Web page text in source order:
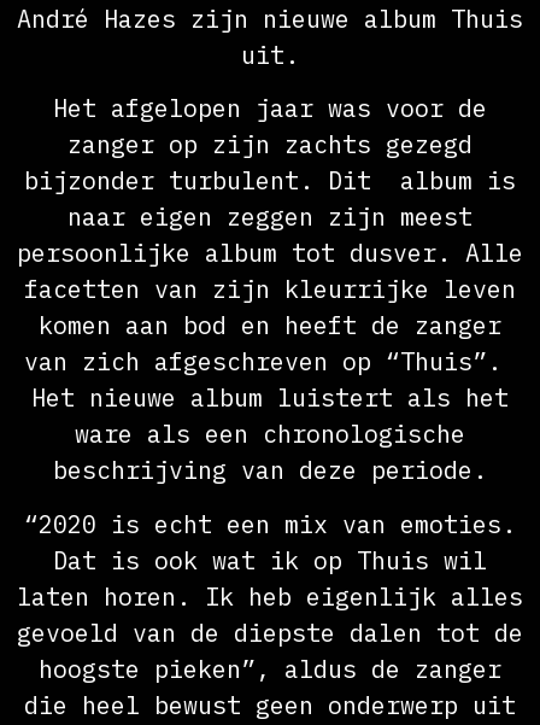
André Hazes zijn nieuwe album Thuis
uit.
Het afgelopen jaar was voor de
zanger op zijn zachts gezegd
bijzonder turbulent. Dit album is
naar eigen zeggen zijn meest
persoonlijke album tot dusver. Alle
facetten van zijn kleurrijke leven
komen aan bod en heeft de zanger
van zich afgeschreven op “Thuis”.
Het nieuwe album luistert als het
ware als een chronologische
beschrijving van deze periode.
“2020 is echt een mix van emoties.
Dat is ook wat ik op Thuis wil
laten horen. Ik heb eigenlijk alles
gevoeld van de diepste dalen tot de
hoogste pieken”, aldus de zanger
die heel bewust geen onderwerp uit